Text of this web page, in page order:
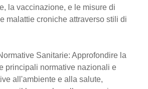
la vaccinazione, e le misure di
malattie croniche attraverso stili di
Sanitarie: Approfondire la
principali normative nazionali e
all'ambiente e alla salute,